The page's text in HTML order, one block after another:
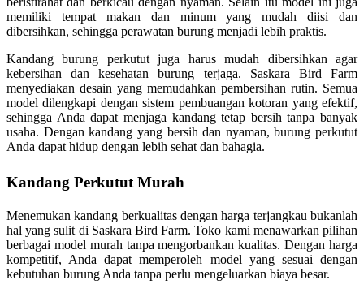
memiliki tempat makan dan minum yang mudah diisi dan
dibersihkan, sehingga perawatan burung menjadi lebih praktis.
Kandang burung perkutut juga harus mudah dibersihkan agar
kebersihan dan kesehatan burung terjaga. Saskara Bird Farm
menyediakan desain yang memudahkan pembersihan rutin. Semua
model dilengkapi dengan sistem pembuangan kotoran yang efektif,
sehingga Anda dapat menjaga kandang tetap bersih tanpa banyak
usaha. Dengan kandang yang bersih dan nyaman, burung perkutut
Anda dapat hidup dengan lebih sehat dan bahagia.
Kandang Perkutut Murah
Menemukan kandang berkualitas dengan harga terjangkau bukanlah
hal yang sulit di Saskara Bird Farm. Toko kami menawarkan pilihan
berbagai model murah tanpa mengorbankan kualitas. Dengan harga
kompetitif, Anda dapat memperoleh model yang sesuai dengan
kebutuhan burung Anda tanpa perlu mengeluarkan biaya besar.